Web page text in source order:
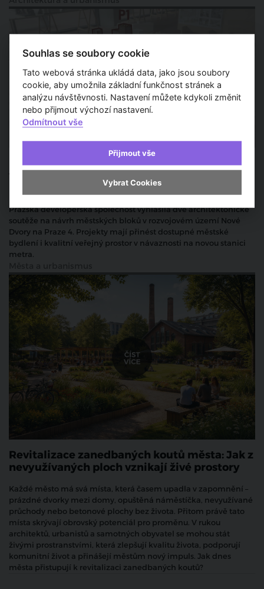
Praha hledá podobu Nových Dvorů. PDS
Pražská developerská společnost vyhlásila dvě architektonické
soutěže na návrh městských bloků v rozvojovém území Nové
Dvory na Praze 4. Projekty mají přinést dostupné městské
bydlení i kvalitní veřejný prostor v návaznosti na novou stanici
metra.
Revitalizace zanedbaných koutů města: Jak z
nevyužívaných ploch vznikají živé prostory
Každé město má svá místa, která časem upadla v zapomnění –
prázdné dvorky mezi domy, opuštěná náměstíčka, nevyužívané
průchody nebo betonové plochy bez života. Přitom právě tato
místa skrývají obrovský potenciál pro proměnu. V rukou
architektů, urbanistů a samotných obyvatel se mohou stát
živými prostranstvími, která zlepšují kvalitu života, podporují
komunitní život a přinášejí městům nový impuls. Jak dnes
města přistupují k revitalizaci zanedbaných koutů?
Souhlas se soubory cookie
Tato webová stránka ukládá data, jako jsou soubory
cookie, aby umožnila základní funkčnost stránek a
analýzu návštěvnosti. Nastavení můžete kdykoli změnit
nebo přijmout výchozí nastavení.
Odmítnout vše
Přijmout vše
Vybrat Cookies